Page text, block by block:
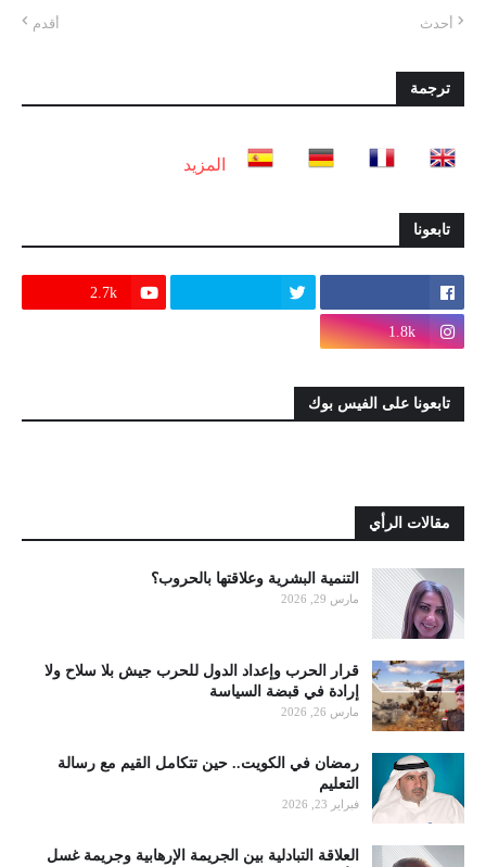
أحدث أقدم
ترجمة
المزيد
تابعونا
2.7k
1.8k
تابعونا على الفيس بوك
مقالات الرأي
التنمية البشرية وعلاقتها بالحروب؟
مارس 29, 2026
قرار الحرب وإعداد الدول للحرب جيش بلا سلاح ولا
إرادة في قبضة السياسة
مارس 26, 2026
رمضان في الكويت.. حين تتكامل القيم مع رسالة
التعليم
فبراير 23, 2026
العلاقة التبادلية بين الجريمة الإرهابية وجريمة غسل